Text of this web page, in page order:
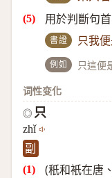
用於判斷句
書證 只我
例如
只這便
词性变化
◎ 只
zhǐ
副
(秖和衹在唐